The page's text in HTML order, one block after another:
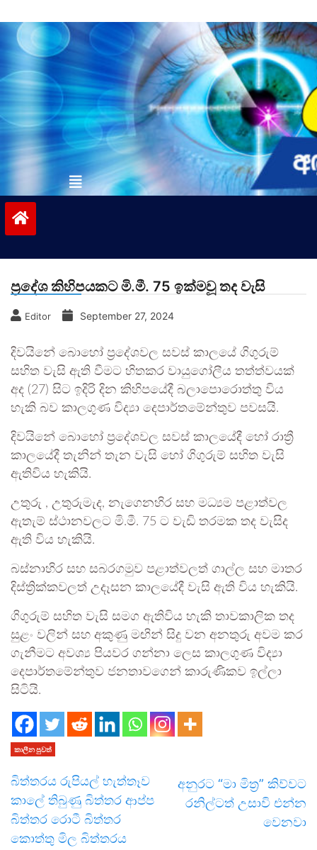
to
contentvinivida.lk
ප්‍රදේශ කිහිපයකට මි.මී. 75 ඉක්මවූ තද වැසි
Editor September 27, 2024
දිවයිනේ බොහෝ ප්‍රදේශවල සවස් කාලයේ ගිගුරුම්
සහිත වැසි ඇති වීමට හිතකර වායුගෝලීය තත්ත්වයක්
අද (27) සිට ඉදිරි දින කිහිපයේදී බලාපොරොත්තු විය
හැකි බව කාලගුණ විද්‍යා දෙපාර්තමේන්තුව පවසයි.
දිවයිනේ බොහෝ ප්‍රදේශවල සවස් කාලයේදී හෝ රාත්‍රී
කාලයේදී තැනින් තැන වැසි හෝ ගිගුරුම් සහිත වැසි
ඇතිවිය හැකියි.
උතුරු , උතුරුමැද, නැගෙනහිර සහ මධ්‍යම පළාත්වල
ඇතැම් ස්ථානවලට මි.මී. 75 ට වැඩි තරමක තද වැසිද
ඇති විය හැකියි.
බස්නාහිර සහ සබරගමුව පළාත්වලත් ගාල්ල සහ මාතර
දිස්ත්‍රික්කවලත් උදෑසන කාලයේදී වැසි ඇති විය හැකියි.
ගිගුරුම් සහිත වැසි සමග ඇතිවිය හැකි තාවකාලික තද
සුළං වලින් සහ අකුණු මඟින් සිදු වන අනතුරු අවම කර
ගැනීමට අවශ්‍ය පියවර ගන්නා ලෙස කාලගුණ විද්‍යා
දෙපාර්තමේන්තුව ජනතාවගෙන් කාරුණිකව ඉල්ලා
සිටියි.
කාලීන පුවත්
බිත්තරය රුපියල් හැත්තෑව
කාලේ තිබුණු බිත්තර ආප්ප
බිත්තර රොටී බිත්තර
කොත්තු මිල බිත්තරය
අනුරට “මා මිත්‍ර” කිව්වට
රනිල්ටත් උසාවි එන්න
වෙනවා